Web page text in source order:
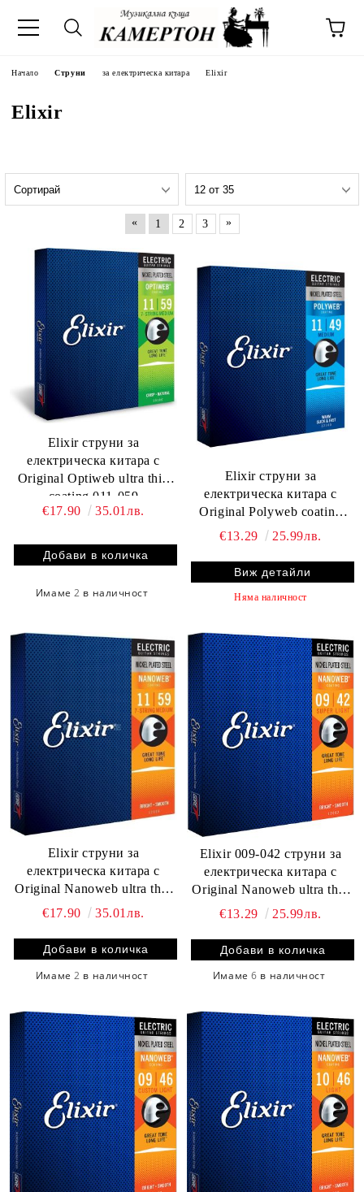
Начало Струни за електрическа китара Elixir
Elixir
« 1 2 3 »
Elixir струни за
електрическа китара с
Original Optiweb ultra thin
coating 011-059
€17.90
35.01лв.
Имаме2 в наличност
Elixir струни за
електрическа китара с
Original Polyweb coating
011-049
€13.29 25.99лв.
Виж детайли
Няма наличност
Elixir струни за
електрическа китара с
Original Nanoweb ultra thin
coating 011-059
€17.90 35.01лв.
Имаме2 в наличност
Elixir 009-042 струни за
електрическа китара с
Original Nanoweb ultra thin
coating 009-042
€13.29 25.99лв.
Имаме6 в наличност